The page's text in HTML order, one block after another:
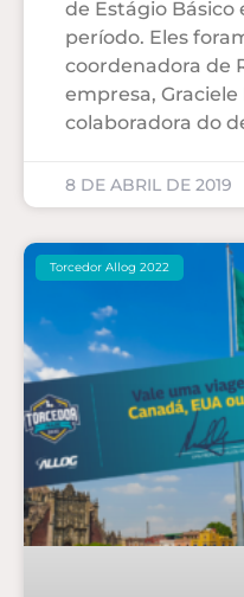
de Estágio Básico
período. Eles
coordenadora de
empresa, Graciele
colaboradora do
8 DE ABRIL DE 2019
Torcedor Allog 2022